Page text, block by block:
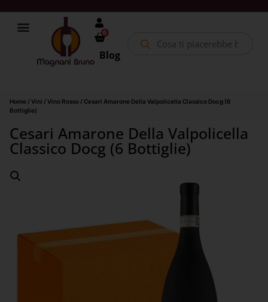
0
Blog
Home / Vini / Vino Rosso / Cesari Amarone Della Valpolicella Classico Docg (6
Bottiglie)
Cesari Amarone Della Valpolicella
Classico Docg (6 Bottiglie)